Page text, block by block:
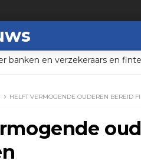
banken en verzekeraars en
HELFT VERMOGENDE OUDEREN BEREID